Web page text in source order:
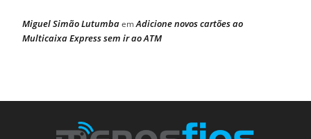
Miguel Simão LutumbaemAdicione novos cartões ao
Multicaixa Express sem ir ao ATM